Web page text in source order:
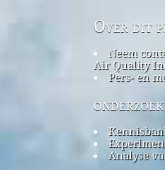
Over dit
Neem
Air Quality
Pers- en
Analyse